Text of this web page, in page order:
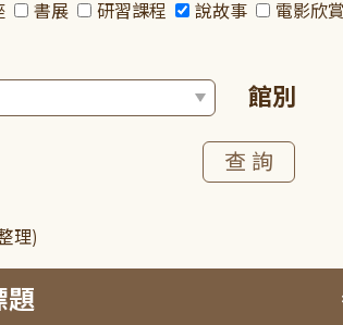
書展 研習課程 說故事 電影欣賞
館別
理)
題